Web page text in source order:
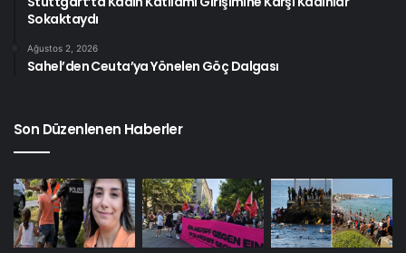
Sokaktaydı
Ağustos 2, 2026
Sahel’den Ceuta’ya Yönelen Göç Dalgası
Son Düzenlenen Haberler